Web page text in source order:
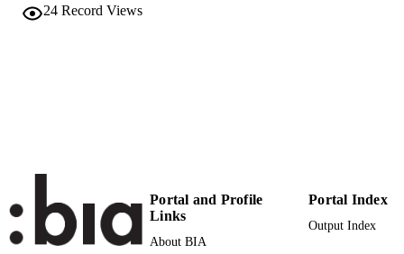
SCOPUS ID n.a.
ACADEMIC
Faculty of Education
24 Record Views
Portal and Profile
Links
About BIA
Portal Index
Output Index